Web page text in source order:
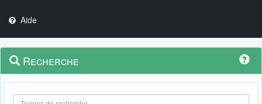
Aide
Navigation
outils
Menu
contextuel
Recherche